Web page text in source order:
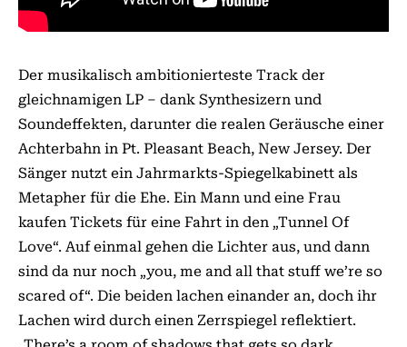
Der musikalisch ambitionierteste Track der
gleichnamigen LP – dank Synthesizern und
Soundeffekten, darunter die realen Geräusche einer
Achterbahn in Pt. Pleasant Beach, New Jersey. Der
Sänger nutzt ein Jahrmarkts-Spiegelkabinett als
Metapher für die Ehe. Ein Mann und eine Frau
kaufen Tickets für eine Fahrt in den „Tunnel Of
Love“. Auf einmal gehen die Lichter aus, und dann
sind da nur noch „you, me and all that stuff we’re so
scared of“. Die beiden lachen einander an, doch ihr
Lachen wird durch einen Zerrspiegel reflektiert.